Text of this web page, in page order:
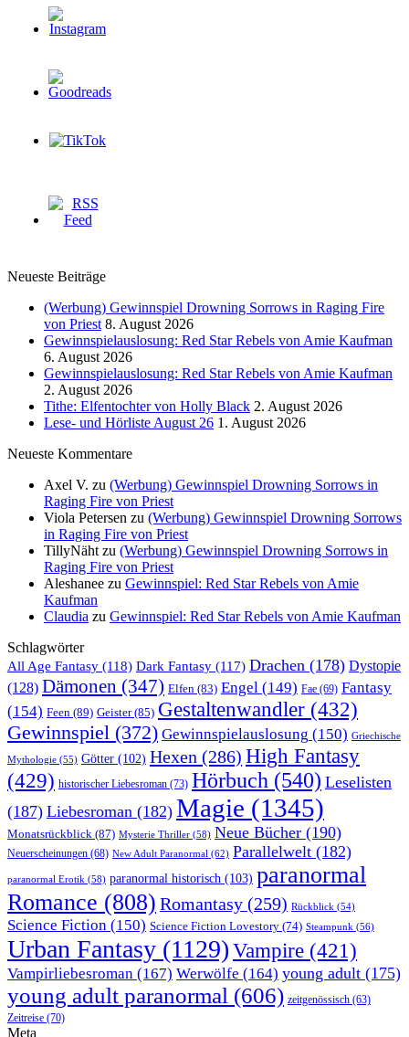
Neueste Beiträge
(Werbung) Gewinnspiel Drowning Sorrows in Raging Fire
von Priest 8. August 2026
Gewinnspielauslosung: Red Star Rebels von Amie Kaufman
6. August 2026
Gewinnspielauslosung: Red Star Rebels von Amie Kaufman
2. August 2026
Tithe: Elfentochter von Holly Black 2. August 2026
Lese- und Hörliste August 26 1. August 2026
Neueste Kommentare
Axel V. zu (Werbung) Gewinnspiel Drowning Sorrows in
Raging Fire von Priest
Viola Petersen zu (Werbung) Gewinnspiel Drowning Sorrows
in Raging Fire von Priest
TillyNäht zu (Werbung) Gewinnspiel Drowning Sorrows in
Raging Fire von Priest
Aleshanee zu Gewinnspiel: Red Star Rebels von Amie
Kaufman
Claudia zu Gewinnspiel: Red Star Rebels von Amie Kaufman
Schlagwörter
All Age Fantasy (118) Dark Fantasy (117) Drachen (178) Dystopie
(128) Dämonen (347) Elfen (83) Engel (149) Fae (69) Fantasy
(154) Feen (89) Geister(85) Gestaltenwandler (432)
Gewinnspiel (372) Gewinnspielauslosung (150) Griechische
Mythologie (55) Götter (102) Hexen (286) High Fantasy
(429) historischer Liebesroman (73) Hörbuch (540) Leselisten
(187) Liebesroman (182) Magie (1345)
Monatsrückblick (87) Mysterie Thriller (58) Neue Bücher (190)
Neuerscheinungen (68) New Adult Paranormal (62) Parallelwelt (182)
paranormal Erotik (58) paranormal historisch (103) paranormal
Romance (808) Romantasy (259) Rückblick (54)
Science Fiction (150) Science Fiction Lovestory (74) Steampunk (56)
Urban Fantasy (1129) Vampire (421)
Vampirliebesroman (167) Werwölfe (164) young adult (175)
young adult paranormal (606) zeitgenössisch (63)
Zeitreise (70)
Meta